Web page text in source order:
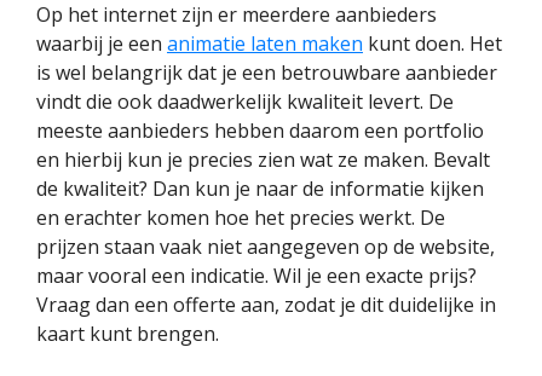
Op het internet zijn er meerdere aanbieders
waarbij je een animatie laten maken kunt doen. Het
is wel belangrijk dat je een betrouwbare aanbieder
vindt die ook daadwerkelijk kwaliteit levert. De
meeste aanbieders hebben daarom een portfolio
en hierbij kun je precies zien wat ze maken. Bevalt
de kwaliteit? Dan kun je naar de informatie kijken
en erachter komen hoe het precies werkt. De
prijzen staan vaak niet aangegeven op de website,
maar vooral een indicatie. Wil je een exacte prijs?
Vraag dan een offerte aan, zodat je dit duidelijke in
kaart kunt brengen.